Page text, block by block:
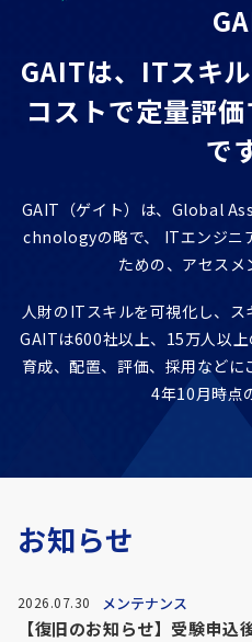
FAQ
GAITは、ITスキ
コストで定量評
で
GAIT（ゲイト）は、Global
chnologyの略で、
ITエンジニ
ための、アセスメ
人財のITスキルを可視化し、ス
GAITは600社以上、15万人以
育成、配置、評価、採用などに
4年10月時点
お知らせ
2026.07.30 メンテナンス
【復旧のお知らせ】受験申